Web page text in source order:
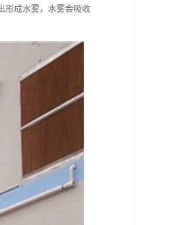
形成水雾，水雾会吸收